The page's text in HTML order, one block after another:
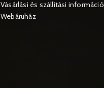
Vásárlási és szállítási információ
Webáruház